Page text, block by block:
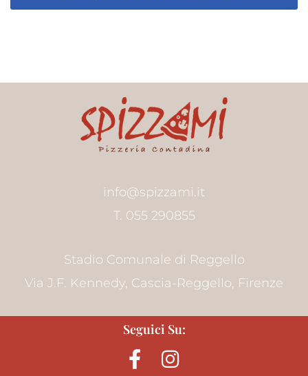
info@spizzami.it
T. 055 290855
Stadio Comunale di Reggello
Via J.F. Kennedy, Cascia-Reggello, Firenze
Seguici Su: